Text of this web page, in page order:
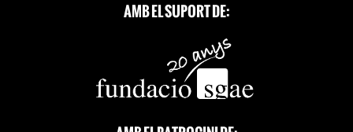
AMB EL SUPORT DE: